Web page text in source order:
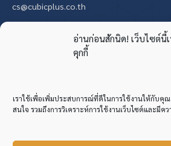
อ่านก่อนสักนิด! เว็บไซต์นี้เ
คุกกี้
เราใช้เพื่อเพิ่มประสบการณ์ที่ดีในการใช้งานให้กับคุ
สนใจ รวมถึงการวิเคราะห์การใช้งานเว็บไซต์และมีค
cs@cubicplus.co.th
new new
page
new
Website
page
new